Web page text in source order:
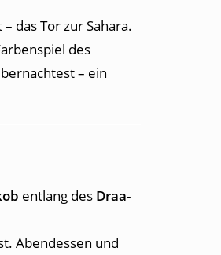
das Tor zur Sahara.
des
– ein
entlang des Draa-
Abendessen und